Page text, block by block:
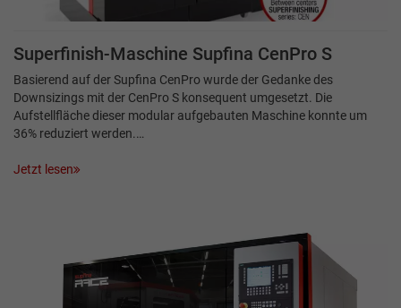
Superfinish-Maschine Supfina CenPro S
Basierend auf der Supfina CenPro wurde der Gedanke des
Downsizings mit der CenPro S konsequent umgesetzt. Die
Aufstellfläche dieser modular aufgebauten Maschine konnte um
36% reduziert werden.…
Jetzt lesen